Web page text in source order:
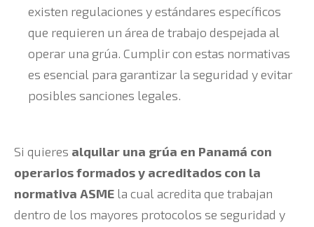
existen regulaciones y estándares específicos
que requieren un área de trabajo despejada al
operar una grúa. Cumplir con estas normativas
es esencial para garantizar la seguridad y evitar
posibles sanciones legales.
Si quieres alquilar una grúa en Panamá con
operarios formados y acreditados con la
normativa ASME la cual acredita que trabajan
dentro de los mayores protocolos se seguridad y